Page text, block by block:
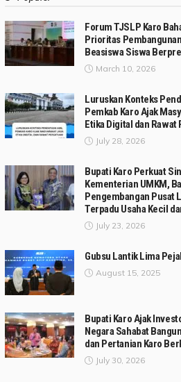
Forum TJSLP Karo
Prioritas
Beasiswa Siswa
March 10, 2026
Luruskan Konteks
Pemkab Karo Ajak
Etika Digital dan Rawat
July 28, 2026
Bupati Karo Perkuat
Kementerian UMKM,
Pengembangan Pusat
Terpadu Usaha Kecil
July 23, 2026
Gubsu Lantik Lima
August 15, 2025
Bupati Karo Ajak
Negara Sahabat
dan Pertanian Karo
July 30, 2026